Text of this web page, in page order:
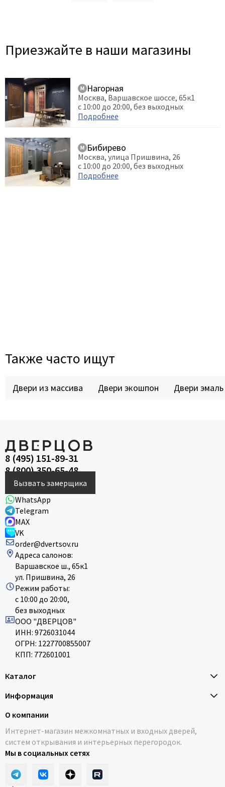
Приезжайте в наши магазины
Нагорная
Москва, Варшавское шоссе, 65к1
с 10:00 до 20:00, без выходных
Подробнее
Бибирево
Москва, улица Пришвина, 26
с 10:00 до 20:00, без выходных
Подробнее
Также часто ищут
Двери из массива Двери экошпон Двери эмаль
8 (495) 151-89-31
8 (800) 350-65-48
Вызвать замерщика
WhatsApp
Telegram
MAX
VK
order@dvertsov.ru
Адреса салонов:
Варшавское ш., 65к1
ул. Пришвина, 26
Режим работы:
с 10:00 до 20:00,
без выходных
ООО "ДВЕРЦОВ"
ИНН: 9726031044
ОГРН: 1227700855007
КПП: 772601001
Каталог
Информация
О компании
Интернет-магазин межкомнатных и входных дверей,
систем открывания и интерьерных перегородок.
Мы в социальных сетях